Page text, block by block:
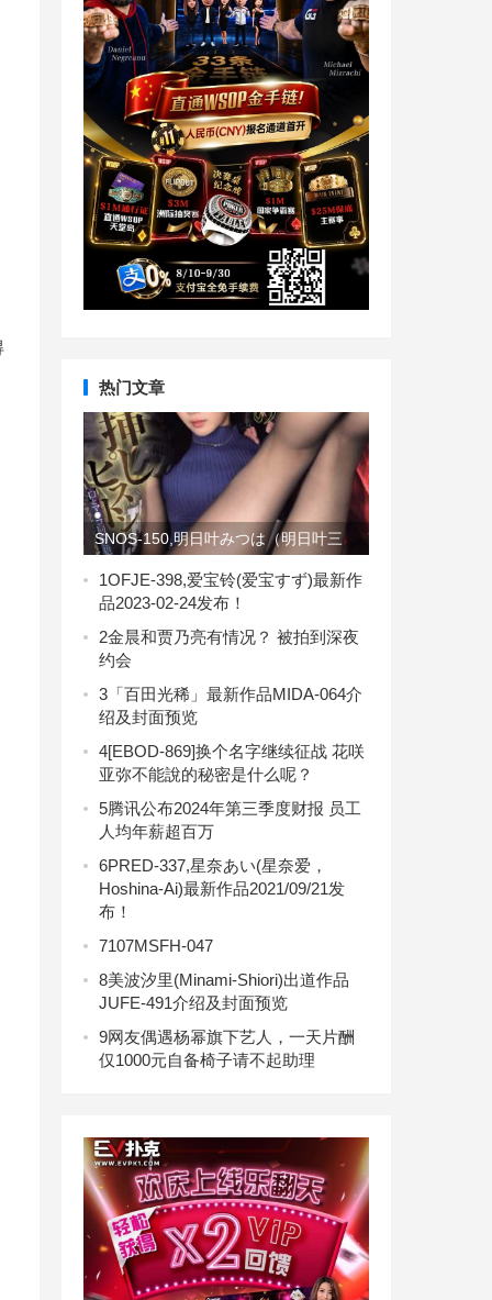
热门文章
SNOS-150,明日叶みつは（明日叶三
叶）最新作品2026-04-10发布！
1OFJE-398,爱宝铃(爱宝すず)最新作
品2023-02-24发布！
2金晨和贾乃亮有情况？ 被拍到深夜
约会
3 「百田光稀」最新作品MIDA-064介
绍及封面预览
4[EBOD-869]换个名字继续征战 花咲
亚弥不能說的秘密是什么呢？
5腾讯公布2024年第三季度财报 员工
人均年薪超百万
6PRED-337,星奈あい(星奈爱，
Hoshina-Ai)最新作品2021/09/21发
布！
7107MSFH-047
8美波汐里(Minami-Shiori)出道作品
JUFE-491介绍及封面预览
9网友偶遇杨幂旗下艺人，一天片酬
仅1000元自备椅子请不起助理